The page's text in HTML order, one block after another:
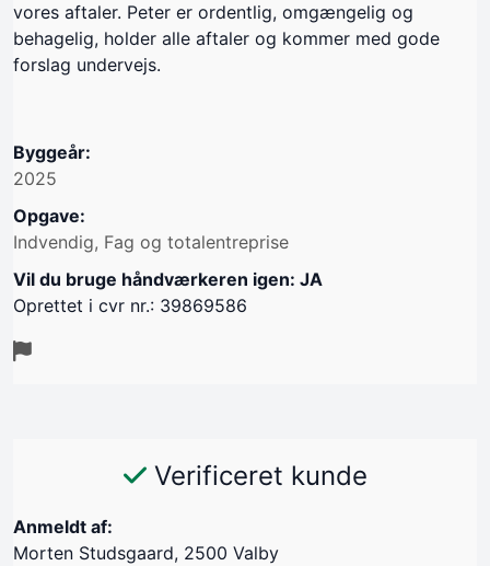
vores aftaler. Peter er ordentlig, omgængelig og
behagelig, holder alle aftaler og kommer med gode
forslag undervejs.
Byggeår:
2025
Opgave:
Indvendig, Fag og totalentreprise
Vil du bruge håndværkeren igen: JA
Oprettet i cvr nr.: 39869586
Verificeret kunde
Anmeldt af:
Morten Studsgaard, 2500 Valby